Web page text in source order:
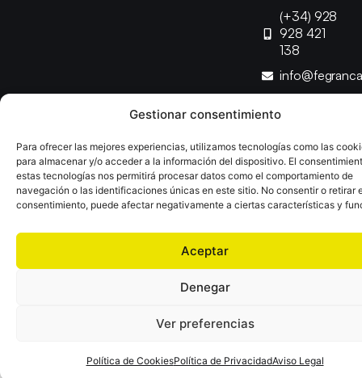
Gestionar consentimiento
Para ofrecer las mejores experiencias, utilizamos tecnologías como las
para almacenar y/o acceder a la información del dispositivo. El
estas tecnologías nos permitirá procesar datos como el comportamiento de
navegación o las identificaciones únicas en este sitio. No consentir o retirar
consentimiento, puede afectar negativamente a ciertas características y
Aceptar
Denegar
Ver preferencias
Política de CookiesPolítica de PrivacidadAviso Legal
(+34) 928
928 421
138
Desarrollado porTOOOLS
Aviso LegalPolítica de CookiesPolítica de Privacidad
Declaración de AccesibilidadPolítica de Ventas